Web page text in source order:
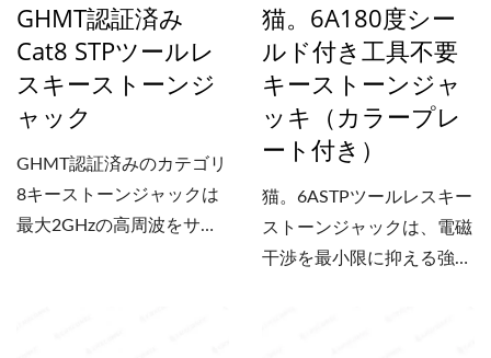
GHMT認証済み
Cat8 STPツールレ
スキーストーンジ
ャック
GHMT認証済みのカテゴリ
8キーストーンジャックは
最大2GHzの高周波をサポ
猫。6A180度シー
ルド付き工具不要
キーストーンジャ
ッキ（カラープレ
ート付き）
猫。6ASTPツールレスキー
ストーンジャックは、電磁
干渉を最小限に抑える強化